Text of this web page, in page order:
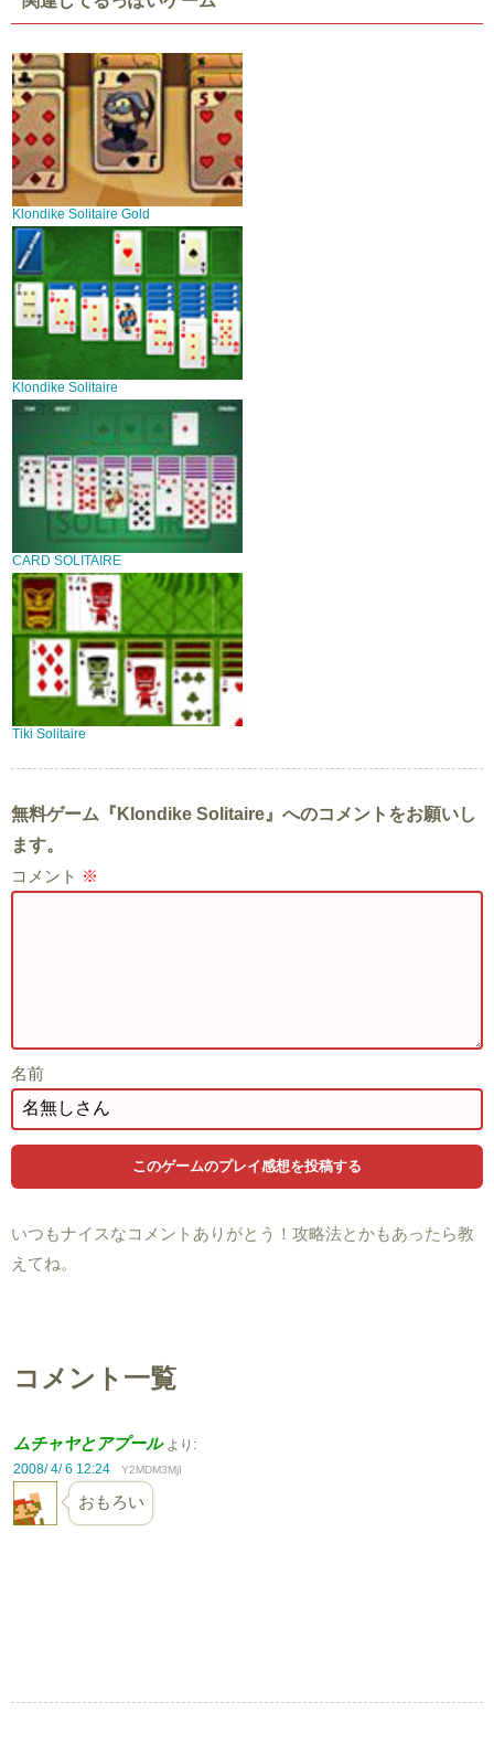
Klondike Solitaire Gold
Klondike Solitaire
CARD SOLITAIRE
Tiki Solitaire
無料ゲーム『Klondike Solitaire』へのコメントをお願いし
ます。
コメント ※
名前
いつもナイスなコメントありがとう！攻略法とかもあったら教
えてね。
コメント一覧
ムチャヤとアプール より:
2008/ 4/ 6 12:24
Y2MDM3MjI
おもろい